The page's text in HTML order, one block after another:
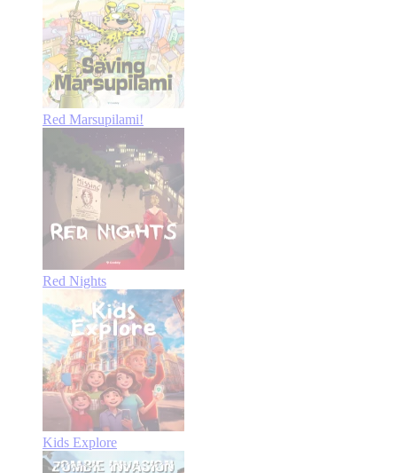
Red Marsupilami!
Red Nights
Kids Explore